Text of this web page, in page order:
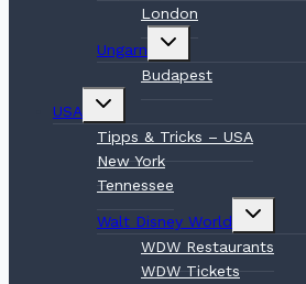
London
Ungarn
Untermenü
umschalten
Budapest
USA
Untermenü
umschalten
Tipps & Tricks – USA
New York
Tennessee
Walt Disney World
Untermenü
umschalten
WDW Restaurants
WDW Tickets